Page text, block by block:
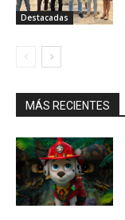
Destacadas
MÁS RECIENTES